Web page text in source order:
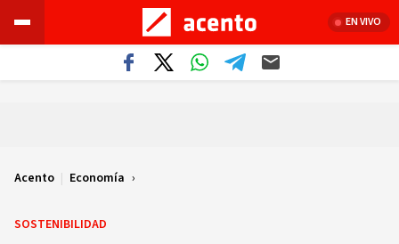
EN VIVO
Acento | Economía
SOSTENIBILIDAD